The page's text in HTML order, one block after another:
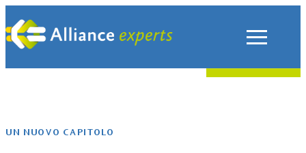
al
contenuto
UN NUOVO CAPITOLO